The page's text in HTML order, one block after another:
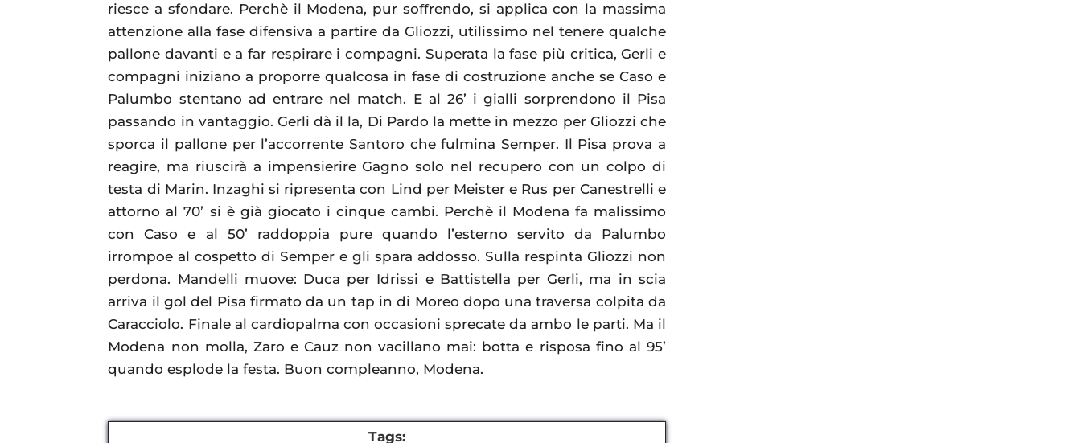
riesce a sfondare. Perchè il Modena, pur soﬀrendo, si applica con la massima
attenzione alla fase difensiva a partire da Gliozzi, utilissimo nel tenere qualche
pallone davanti e a far respirare i compagni. Superata la fase più critica, Gerli e
compagni iniziano a proporre qualcosa in fase di costruzione anche se Caso e
Palumbo stentano ad entrare nel match. E al 26’ i gialli sorprendono il Pisa
passando in vantaggio. Gerli dà il la, Di Pardo la mette in mezzo per Gliozzi che
sporca il pallone per l’accorrente Santoro che fulmina Semper. Il Pisa prova a
reagire, ma riuscirà a impensierire Gagno solo nel recupero con un colpo di
testa di Marin. Inzaghi si ripresenta con Lind per Meister e Rus per Canestrelli e
attorno al 70’ si è già giocato i cinque cambi. Perchè il Modena fa malissimo
con Caso e al 50’ raddoppia pure quando l’esterno servito da Palumbo
irrompoe al cospetto di Semper e gli spara addosso. Sulla respinta Gliozzi non
perdona. Mandelli muove: Duca per Idrissi e Battistella per Gerli, ma in scia
arriva il gol del Pisa firmato da un tap in di Moreo dopo una traversa colpita da
Caracciolo. Finale al cardiopalma con occasioni sprecate da ambo le parti. Ma il
Modena non molla, Zaro e Cauz non vacillano mai: botta e risposa fino al 95’
quando esplode la festa. Buon compleanno, Modena.
Tags: